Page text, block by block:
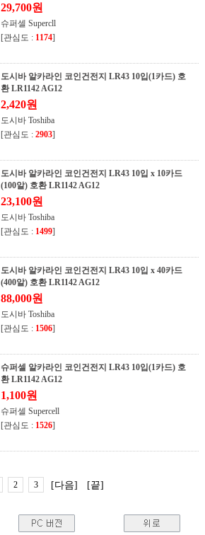
29,700원
슈퍼셀 Supercll
[관심도 : 1174]
도시바 알카라인 코인건전지 LR43 10입(1카드) 호
환 LR1142 AG12
2,420원
도시바 Toshiba
[관심도 : 2903]
도시바 알카라인 코인건전지 LR43 10입 x 10카드
(100알) 호환 LR1142 AG12
23,100원
도시바 Toshiba
[관심도 : 1499]
도시바 알카라인 코인건전지 LR43 10입 x 40카드
(400알) 호환 LR1142 AG12
88,000원
도시바 Toshiba
[관심도 : 1506]
슈퍼셀 알카라인 코인건전지 LR43 10입(1카드) 호
환 LR1142 AG12
1,100원
슈퍼셀 Supercell
[관심도 : 1526]
2 3 [다음] [끝]